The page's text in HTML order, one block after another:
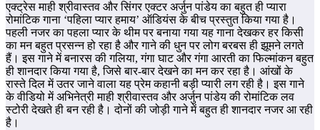
एक्ट्रेस माही श्रीवास्तव और सिंगर एक्टर अर्जुन पांडेय का बहुत ही प्यारा
रोमांटिक गाना ‘पहिला प्यार हमाय’ ऑडियंस के बीच प्रस्तुत किया गया है।
पहली नजर का पहला प्यार के थीम पर बनाया गया यह गाना देखकर हर किसी
का मन बहुत प्रसन्न हो रहा है और गाने की धुन पर लोग बरबस ही झूमने लगते
हैं। इस गाने में बनारस की गलिया, गंगा घाट और गंगा आरती का फिल्मांकन बहुत
ही शानदार किया गया है, जिसे बार-बार देखने का मन कर रहा है। आंखों के
रास्ते दिल में उतर जाने वाला यह प्रेम कहानी बड़ी प्यारी लग रही है। इस गाने
के वीडियो में अभिनेत्री माही श्रीवास्तव और अर्जुन पांडेय की रोमांटिक लव
स्टोरी देखते ही बन रही है। दोनों की जोड़ी गाने में बहुत ही शानदार नजर आ रही
है।